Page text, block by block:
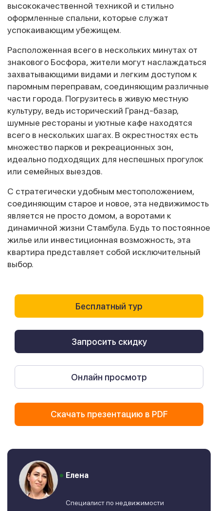
высококачественной техникой и стильно
оформленные спальни, которые служат
успокаивающим убежищем.
Расположенная всего в нескольких минутах от
знакового Босфора, жители могут наслаждаться
захватывающими видами и легким доступом к
паромным переправам, соединяющим различные
части города. Погрузитесь в живую местную
культуру, ведь исторический Гранд-базар,
шумные рестораны и уютные кафе находятся
всего в нескольких шагах. В окрестностях есть
множество парков и рекреационных зон,
идеально подходящих для неспешных прогулок
или семейных выездов.
С стратегически удобным местоположением,
соединяющим старое и новое, эта недвижимость
является не просто домом, а воротами к
динамичной жизни Стамбула. Будь то постоянное
жилье или инвестиционная возможность, эта
квартира представляет собой исключительный
выбор.
Бесплатный тур
Запросить скидку
Онлайн просмотр
Скачать презентацию в PDF
Елена
Специалист по недвижимости